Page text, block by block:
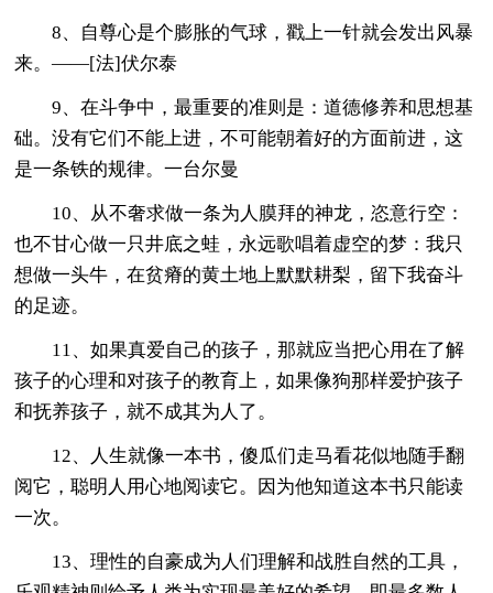
8、自尊心是个膨胀的气球，戳上一针就会发出风暴
来。——[法]伏尔泰
9、在斗争中，最重要的准则是：道德修养和思想基
础。没有它们不能上进，不可能朝着好的方面前进，这
是一条铁的规律。一台尔曼
10、从不奢求做一条为人膜拜的神龙，恣意行空：
也不甘心做一只井底之蛙，永远歌唱着虚空的梦：我只
想做一头牛，在贫瘠的黄土地上默默耕梨，留下我奋斗
的足迹。
11、如果真爱自己的孩子，那就应当把心用在了解
孩子的心理和对孩子的教育上，如果像狗那样爱护孩子
和抚养孩子，就不成其为人了。
12、人生就像一本书，傻瓜们走马看花似地随手翻
阅它，聪明人用心地阅读它。因为他知道这本书只能读
一次。
13、理性的自豪成为人们理解和战胜自然的工具，